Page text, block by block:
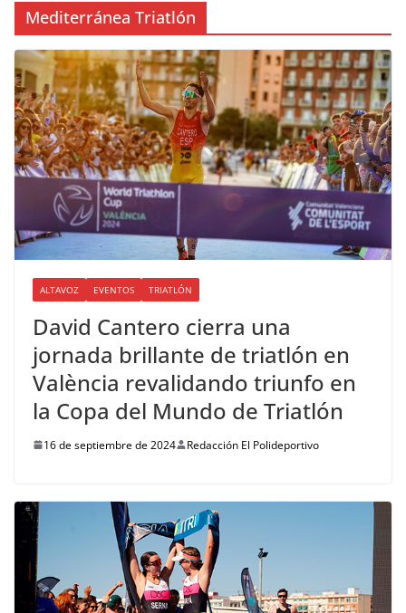
Mediterránea Triatlón
ALTAVOZ EVENTOS TRIATLÓN
David Cantero cierra una
jornada brillante de triatlón en
València revalidando triunfo en
la Copa del Mundo de Triatlón
16 de septiembre de 2024 Redacción El Polideportivo